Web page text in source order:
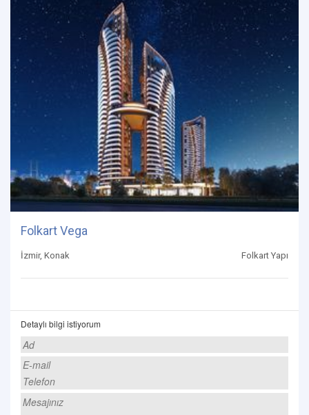
Folkart Vega
İzmir, Konak Folkart Yapı
Detaylı bilgi istiyorum